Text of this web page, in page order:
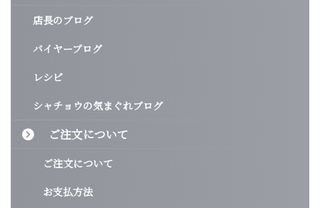
店長のブログ
バイヤーブログ
レシピ
シャチョウの気まぐれブログ
ご注文について
ご注文について
お支払方法